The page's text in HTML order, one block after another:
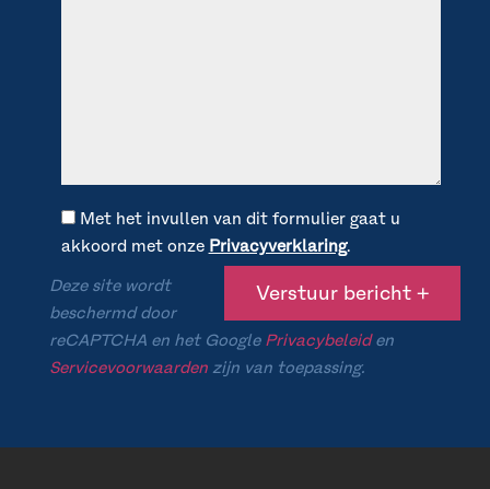
Met het invullen van dit formulier gaat u
akkoord met onze Privacyverklaring.
Deze site wordt
beschermd door
reCAPTCHA en het Google Privacybeleiden
Servicevoorwaardenzijn van toepassing.